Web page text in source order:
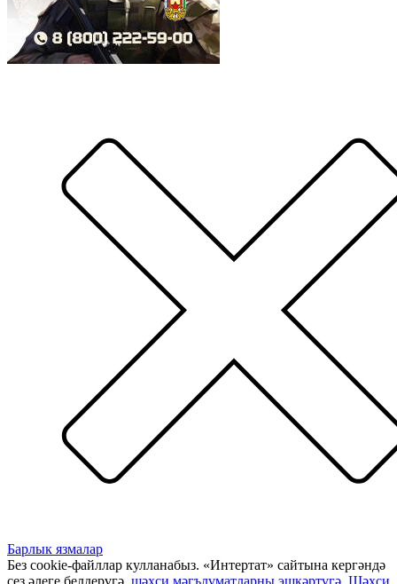
Барлык язмалар
Без cookie-файллар кулланабыз. «Интертат» сайтына кергәндә
сез әлеге белдерүгә, шәхси мәгълүматларны эшкәртүгә Шәхси